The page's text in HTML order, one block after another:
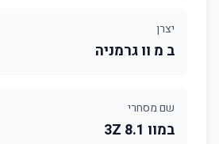
יצרן
ב מ וו גרמניה
שם מסחרי
במוו 8.1 3Z